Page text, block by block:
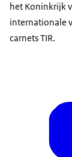
het Koninkrijk
internationale
carnets TIR.